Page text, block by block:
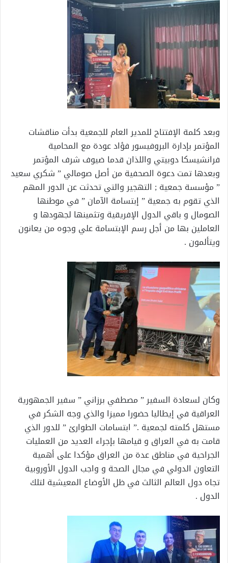
وبعد كلمة الإفتتاح للمدير العام للجمعية بدأت مناقشات
المؤتمر بإدارة البروفيسور فؤاد عودة مع المحامية
فرانشيسكا دوبيتي واللذان قدما ضيوف شرف المؤتمر
وبعدها تمت دعوة الصحفية من أصل صومالي ” شكري سعيد
” مؤسسة جمعية ; التهجير والتي تحدثت عن الدور المهم
الذي تقوم به جمعية ” إبتسامة الآمان ” في موطنها
الصومال و باقي الدول الإفريقية وتثمينها لجهودها و
العاملين بها من أجل رسم الإبتسامة علي وجوه من يعانون
ويتألمون .
وكان لسعادة السفير ” مصطفي برزاني ” سفير الجمهورية
العراقية في إيطاليا حضورا مميزا والذي وجه الشكر في
مستهل كلمته لجمعية .” ابتسامات الطوارئ ” للدور الذي
قامت به في العراق و قيامها بإجراء العديد من العمليات
الجراحية في مناطق عدة من العراق مؤكدا على أهمية
التعاون الدولي في مجال الصحة و واجب الدول الأوروبية
تجاه دول العالم الثالث في ظل الأوضاع المعيشية لتلك
الدول .